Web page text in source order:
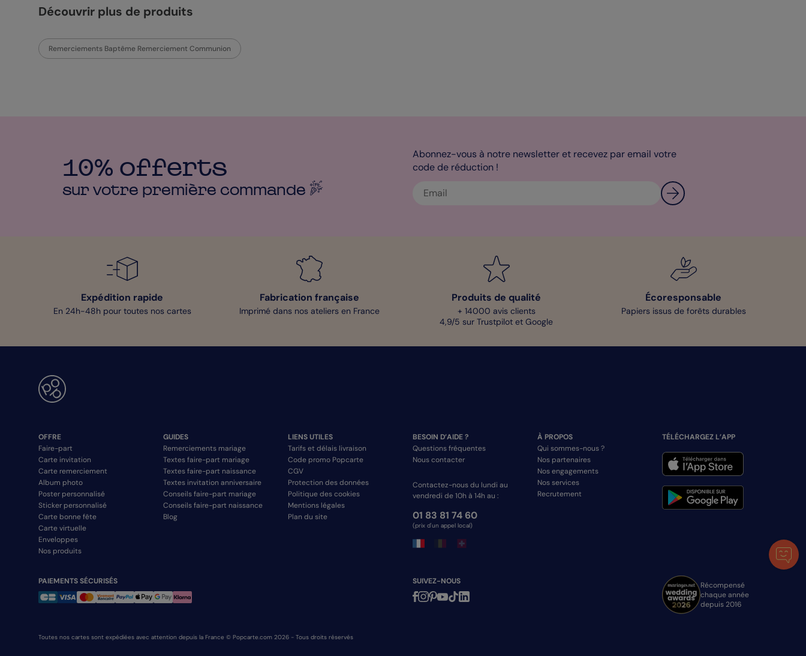
Découvrir plus de produits
Remerciements Baptême Remerciement Communion
10% offerts
sur votre première commande
Abonnez-vous à notre newsletter et recevez par email votre
code de réduction !
Expédition rapide
En 24h-48h pour toutes nos cartes
Fabrication française
Imprimé dans nos ateliers en France
Produits de qualité
+ 14000 avis clients
4,9/5 sur Trustpilot et Google
Écoresponsable
Papiers issus de forêts durables
OFFRE
Faire-part
Carte invitation
Carte remerciement
Album photo
Poster personnalisé
Sticker personnalisé
Carte bonne fête
Carte virtuelle
Enveloppes
Nos produits
GUIDES
Remerciements mariage
Textes faire-part mariage
Textes faire-part naissance
Textes invitation anniversaire
Conseils faire-part mariage
Conseils faire-part naissance
Blog
LIENS UTILES
Tarifs et délais livraison
Code promo Popcarte
CGV
Protection des données
Politique des cookies
Mentions légales
Plan du site
BESOIN D’AIDE ?
Questions fréquentes
Nous contacter
Contactez-nous du lundi au
vendredi de 10h à 14h au :
01 83 81 74 60
(prix d'un appel local)
À PROPOS
Qui sommes-nous ?
Nos partenaires
Nos engagements
Nos services
Recrutement
TÉLÉCHARGEZ L’APP
PAIEMENTS SÉCURISÉS SUIVEZ-NOUS
Récompensé
chaque année
depuis 2016
Toutes nos cartes sont expédiées avec attention depuis la France © Popcarte.com 2026 - Tous droits réservés